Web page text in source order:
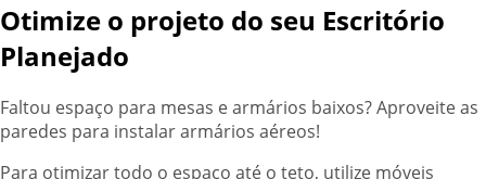
Otimize o projeto do seu Escritório
Planejado
Faltou espaço para mesas e armários baixos? Aproveite as
paredes para instalar armários aéreos!
Para otimizar todo o espaço até o teto, utilize móveis